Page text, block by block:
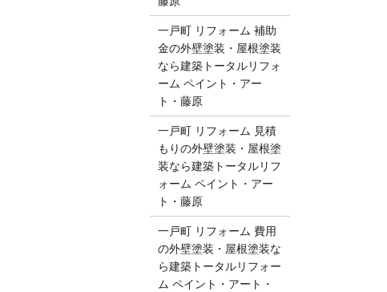
一戸町 リフォーム 補助
金の外壁塗装・屋根塗装
なら建築トータルリフォ
ーム ペイント・アー
ト・藤原
一戸町 リフォーム 見積
もりの外壁塗装・屋根塗
装なら建築トータルリフ
ォーム ペイント・アー
ト・藤原
一戸町 リフォーム 費用
の外壁塗装・屋根塗装な
ら建築トータルリフォー
ム ペイント・アート・